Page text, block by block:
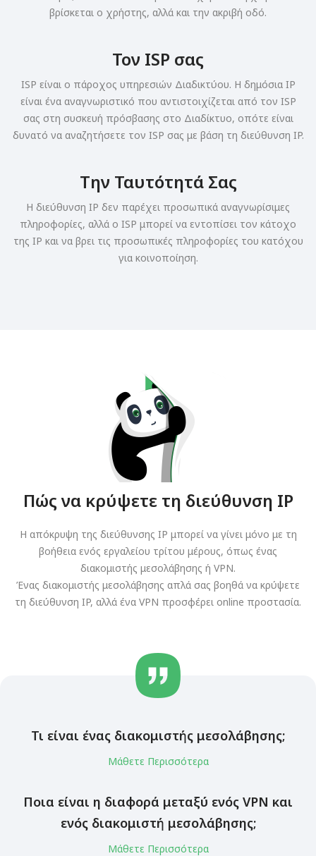
βρίσκεται ο χρήστης, αλλά και την ακριβή οδό.
Τον ISP σας
ISP είναι ο πάροχος υπηρεσιών Διαδικτύου. Η δημόσια IP
είναι ένα αναγνωριστικό που αντιστοιχίζεται από τον ISP
σας στη συσκευή πρόσβασης στο Διαδίκτυο, οπότε είναι
δυνατό να αναζητήσετε τον ISP σας με βάση τη διεύθυνση IP.
Την Ταυτότητά Σας
Η διεύθυνση IP δεν παρέχει προσωπικά αναγνωρίσιμες
πληροφορίες, αλλά ο ISP μπορεί να εντοπίσει τον κάτοχο
της IP και να βρει τις προσωπικές πληροφορίες του κατόχου
για κοινοποίηση.
Πώς να κρύψετε τη διεύθυνση IP
Η απόκρυψη της διεύθυνσης IP μπορεί να γίνει μόνο με τη
βοήθεια ενός εργαλείου τρίτου μέρους, όπως ένας
διακομιστής μεσολάβησης ή VPN.
Ένας διακομιστής μεσολάβησης απλά σας βοηθά να κρύψετε
τη διεύθυνση IP, αλλά ένα VPN προσφέρει online προστασία.
Τι είναι ένας διακομιστής μεσολάβησης;
Μάθετε Περισσότερα
Ποια είναι η διαφορά μεταξύ ενός VPN και
ενός διακομιστή μεσολάβησης;
Μάθετε Περισσότερα